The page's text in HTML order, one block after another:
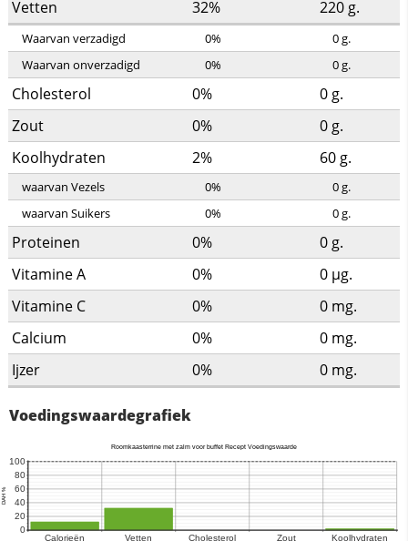
Vetten 32% 220 g.
Waarvan verzadigd 0% 0g.
Waarvan onverzadigd
0% 0g.
Cholesterol 0% 0 g.
Zout
0% 0 g.
Koolhydraten
2% 60 g.
waarvan Vezels 0% 0g.
waarvan Suikers
0% 0g.
Proteinen 0% 0 g.
Vitamine A
0% 0 µg.
Vitamine C
0% 0 mg.
Calcium
0% 0 mg.
Ijzer
0% 0 mg.
Voedingswaardegrafiek